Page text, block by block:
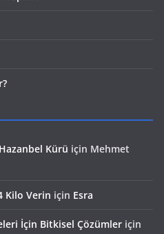
Kürü için Mehmet
Kilo Verin için Esra
İçin Bitkisel Çözümler için